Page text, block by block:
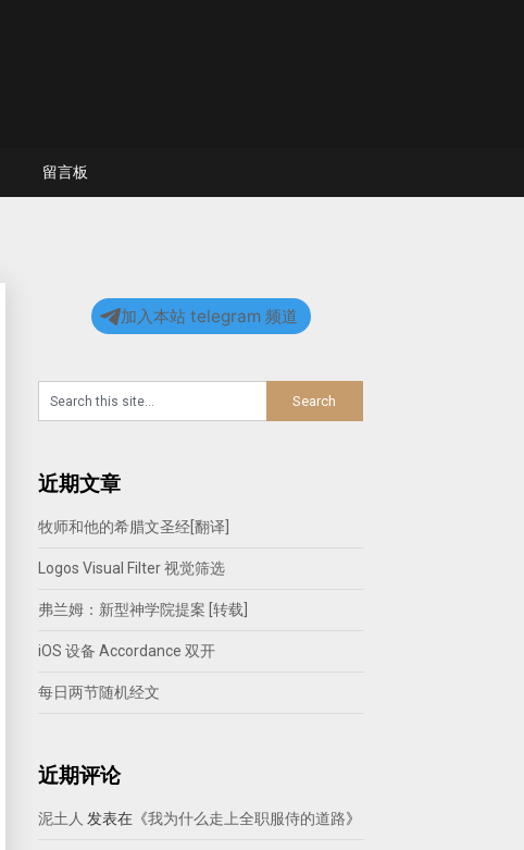
留言板
加入本站 telegram 频道
近期文章
牧师和他的希腊文圣经[翻译]
Logos Visual Filter 视觉筛选
弗兰姆：新型神学院提案 [转载]
iOS 设备 Accordance 双开
每日两节随机经文
近期评论
泥土人 发表在《我为什么走上全职服侍的道路》